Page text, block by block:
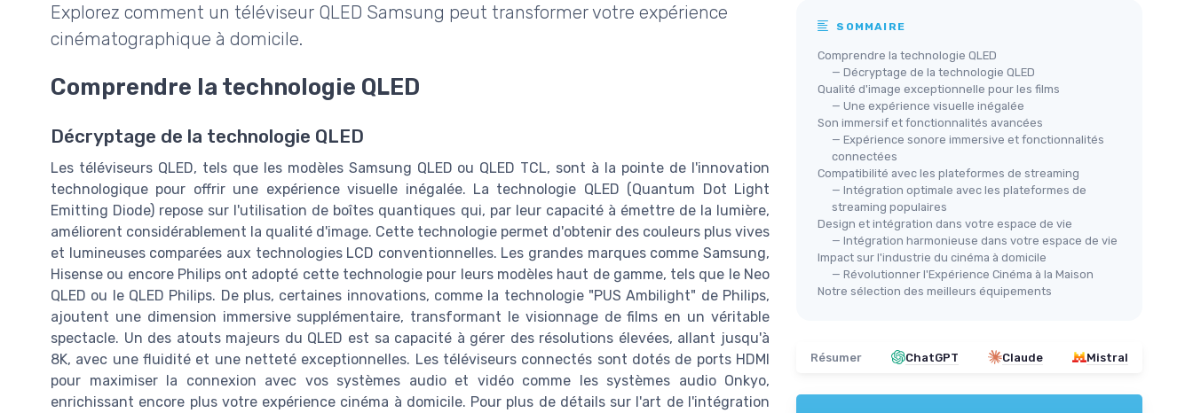
Explorez comment un téléviseur QLED Samsung peut transformer votre expérience
cinématographique à domicile.
Comprendre la technologie QLED
Décryptage de la technologie QLED
Les téléviseurs QLED, tels que les modèles Samsung QLED ou QLED TCL, sont à la pointe de l'innovation
technologique pour offrir une expérience visuelle inégalée. La technologie QLED (Quantum Dot Light
Emitting Diode) repose sur l'utilisation de boîtes quantiques qui, par leur capacité à émettre de la lumière,
améliorent considérablement la qualité d'image. Cette technologie permet d'obtenir des couleurs plus vives
et lumineuses comparées aux technologies LCD conventionnelles. Les grandes marques comme Samsung,
Hisense ou encore Philips ont adopté cette technologie pour leurs modèles haut de gamme, tels que le Neo
QLED ou le QLED Philips. De plus, certaines innovations, comme la technologie "PUS Ambilight" de Philips,
ajoutent une dimension immersive supplémentaire, transformant le visionnage de films en un véritable
spectacle. Un des atouts majeurs du QLED est sa capacité à gérer des résolutions élevées, allant jusqu'à
8K, avec une fluidité et une netteté exceptionnelles. Les téléviseurs connectés sont dotés de ports HDMI
pour maximiser la connexion avec vos systèmes audio et vidéo comme les systèmes audio Onkyo,
enrichissant encore plus votre expérience cinéma à domicile. Pour plus de détails sur l'art de l'intégration
SOMMAIRE
Comprendre la technologie QLED
— Décryptage de la technologie QLED
Qualité d'image exceptionnelle pour les films
— Une expérience visuelle inégalée
Son immersif et fonctionnalités avancées
— Expérience sonore immersive et fonctionnalités
connectées
Compatibilité avec les plateformes de streaming
— Intégration optimale avec les plateformes de
streaming populaires
Design et intégration dans votre espace de vie
— Intégration harmonieuse dans votre espace de vie
Impact sur l'industrie du cinéma à domicile
— Révolutionner l'Expérience Cinéma à la Maison
Notre sélection des meilleurs équipements
Résumer ChatGPT Claude Mistral